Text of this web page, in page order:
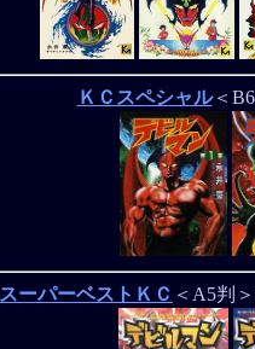
ＫＣスペシャル＜
スーパーベストＫＣ ＜A5判